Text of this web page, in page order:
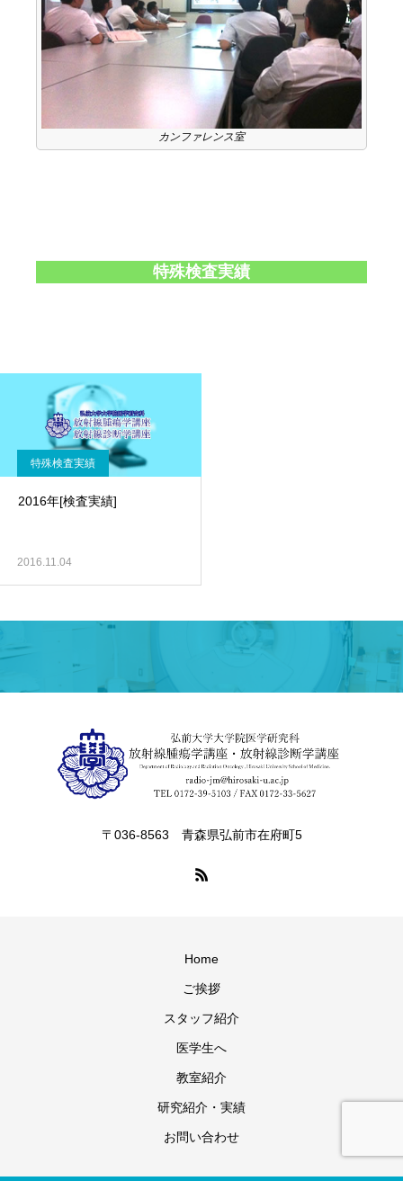
カンファレンス室
特殊検査実績
特殊検査実績
2016年[検査実績]
2016.11.04
〒036-8563 青森県弘前市在府町5
Home
ご挨拶
スタッフ紹介
医学生へ
教室紹介
研究紹介・実績
お問い合わせ